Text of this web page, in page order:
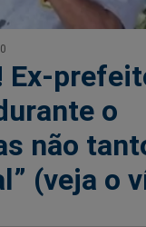
Ex-
o
não
(veja o